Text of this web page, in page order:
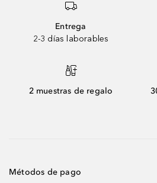
Entrega
2-3 días laborables
2 muestras de regalo
Métodos de pago